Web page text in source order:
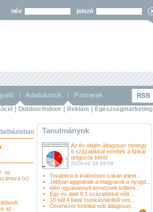
név jelszó
Outdoor/indoor Reklám Egészségmarketing
Tanulmányok
az
(x)
az
Az év elején átlagosan mintegy
6 százalékkal emelték a fizikai
dolgozók bérét
2026-02-18 09:09
Továbbra is különösen sokan jelent...
Jobban aggódnak a magyarok a nyugd...
idén ugyanannyit terveznek költeni...
Egy év alatt 8,1 százalékkal nőtt ...
10-ből 4 fiatal munkáshitelből ves...
Ötvenezer forinttal nőtt átlagosan...